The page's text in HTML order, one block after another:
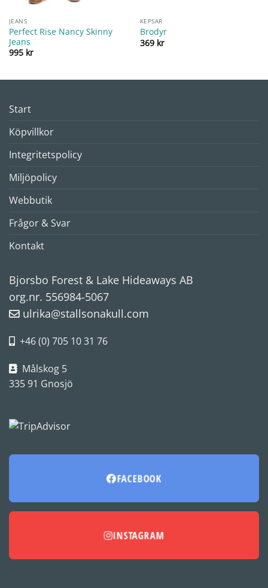
JEANS
Perfect Rise Nancy Skinny
Jeans
995 kr
KEPSAR
Brodyr
369 kr
Start
Köpvillkor
Integritetspolicy
Miljöpolicy
Webbutik
Frågor & Svar
Kontakt
Bjorsbo Forest & Lake Hideaways AB
org.nr. 556984-5067
ulrika@stallsonakull.com
+46 (0) 705 10 31 76
Målskog 5
335 91 Gnosjö
FACEBOOK
INSTAGRAM